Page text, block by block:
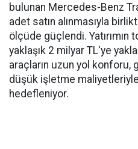
bulunan Mercedes-Benz
adet satın alınmasıyla
ölçüde güçlendi. Yatırımın
yaklaşık 2 milyar TL'ye
araçların uzun yol
düşük işletme
hedefleniyor.